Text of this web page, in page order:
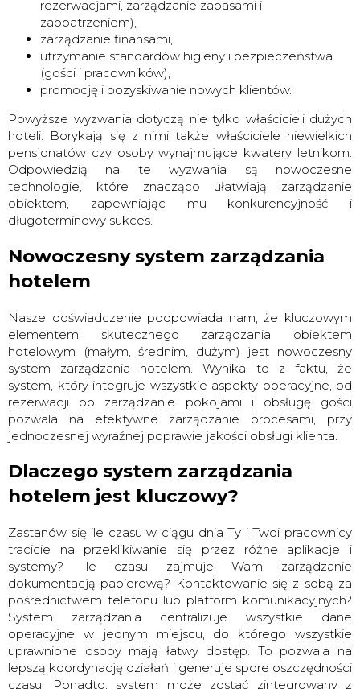
rezerwacjami, zarządzanie zapasami i
zaopatrzeniem),
zarządzanie finansami,
utrzymanie standardów higieny i bezpieczeństwa
(gości i pracowników),
promocję i pozyskiwanie nowych klientów.
Powyższe wyzwania dotyczą nie tylko właścicieli dużych
hoteli. Borykają się z nimi także właściciele niewielkich
pensjonatów czy osoby wynajmujące kwatery letnikom.
Odpowiedzią na te wyzwania są nowoczesne
technologie, które znacząco ułatwiają zarządzanie
obiektem, zapewniając mu konkurencyjność i
długoterminowy sukces.
Nowoczesny system zarządzania
hotelem
Nasze doświadczenie podpowiada nam, że kluczowym
elementem skutecznego zarządzania obiektem
hotelowym (małym, średnim, dużym) jest nowoczesny
system zarządzania hotelem. Wynika to z faktu, że
system, który integruje wszystkie aspekty operacyjne, od
rezerwacji po zarządzanie pokojami i obsługę gości
pozwala na efektywne zarządzanie procesami, przy
jednoczesnej wyraźnej poprawie jakości obsługi klienta.
Dlaczego system zarządzania
hotelem jest kluczowy?
Zastanów się ile czasu w ciągu dnia Ty i Twoi pracownicy
tracicie na przeklikiwanie się przez różne aplikacje i
systemy? Ile czasu zajmuje Wam zarządzanie
dokumentacją papierową? Kontaktowanie się z sobą za
pośrednictwem telefonu lub platform komunikacyjnych?
System zarządzania centralizuje wszystkie dane
operacyjne w jednym miejscu, do którego wszystkie
uprawnione osoby mają łatwy dostęp. To pozwala na
lepszą koordynację działań i generuje spore oszczędności
czasu. Ponadto, system może zostać zintegrowany z